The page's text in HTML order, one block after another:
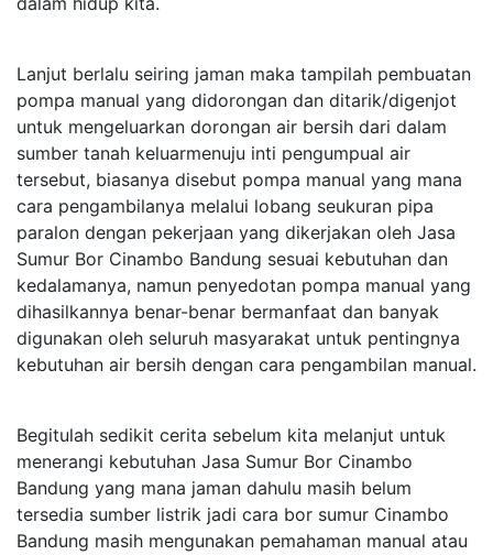
Lanjut berlalu seiring jaman maka tampilah pembuatan
pompa manual yang didorongan dan ditarik/digenjot
untuk mengeluarkan dorongan air bersih dari dalam
sumber tanah keluarmenuju inti pengumpual air
tersebut, biasanya disebut pompa manual yang mana
cara pengambilanya melalui lobang seukuran pipa
paralon dengan pekerjaan yang dikerjakan oleh Jasa
Sumur Bor Cinambo Bandung sesuai kebutuhan dan
kedalamanya, namun penyedotan pompa manual yang
dihasilkannya benar-benar bermanfaat dan banyak
digunakan oleh seluruh masyarakat untuk pentingnya
kebutuhan air bersih dengan cara pengambilan manual.
Begitulah sedikit cerita sebelum kita melanjut untuk
menerangi kebutuhan Jasa Sumur Bor Cinambo
Bandung yang mana jaman dahulu masih belum
tersedia sumber listrik jadi cara bor sumur Cinambo
Bandung masih mengunakan pemahaman manual atau